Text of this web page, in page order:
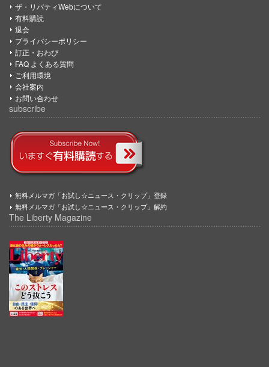
ザ・リバティWebについて
有料購読
退会
プライバシーポリシー
訂正・おわび
FAQ よくある質問
ご利用環境
会社案内
お問い合わせ
subscribe
無料メルマガ「お試し☆ニュース・クリップ」登録
無料メルマガ「お試し☆ニュース・クリップ」解約
The Liberty Magazine